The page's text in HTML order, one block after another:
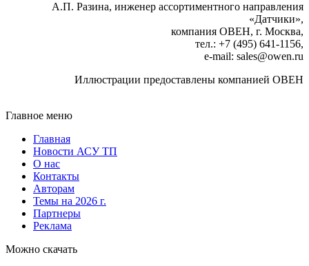
А.П. Разина, инженер ассортиментного направления
«Датчики»,
компания ОВЕН, г. Москва,
тел.: +7 (495) 641-1156,
e-mail: sales@owen.ru
Иллюстрации предоставлены компанией ОВЕН
Главное меню
Главная
Новости АСУ ТП
О нас
Контакты
Авторам
Темы на 2026 г.
Партнеры
Реклама
Можно скачать